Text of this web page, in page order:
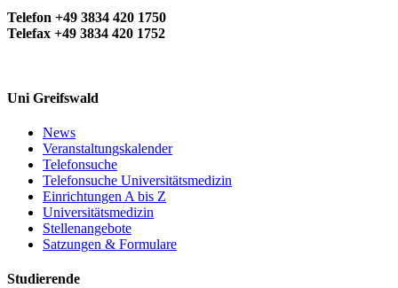
Telefon +49 3834 420 1750
Telefax +49 3834 420 1752
Uni Greifswald
News
Veranstaltungskalender
Telefonsuche
Telefonsuche Universitätsmedizin
Einrichtungen A bis Z
Universitätsmedizin
Stellenangebote
Satzungen & Formulare
Studierende